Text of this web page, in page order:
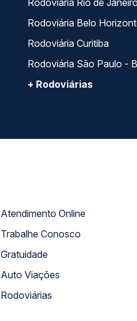
Rodoviária Rio de
Rodoviária Belo
Rodoviária Curitiba
Rodoviária São Paulo -
+ Rodoviárias
Atendimento Online
Trabalhe Conosco
Gratuidade
Auto Viações
Rodoviárias